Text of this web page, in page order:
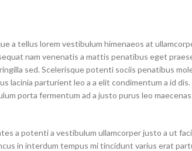
a tellus lorem vestibulum himenaeos at
nam venenatis a mattis penatibus eget
sed. Scelerisque potenti sociis penatibus
parturient leo a a elit condimentum a id dis.
porta fermentum ad a justo purus leo
a potenti a vestibulum ullamcorper justo a ut
in interdum tempus mi tincidunt varius erat